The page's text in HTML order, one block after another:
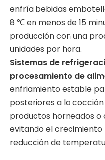
enfría bebidas
8 ℃ en menos de 15
producción con una
unidades por hora.
Sistemas de
procesamiento de
enfriamiento estable
posteriores a la
productos horneados
evitando el
reducción de